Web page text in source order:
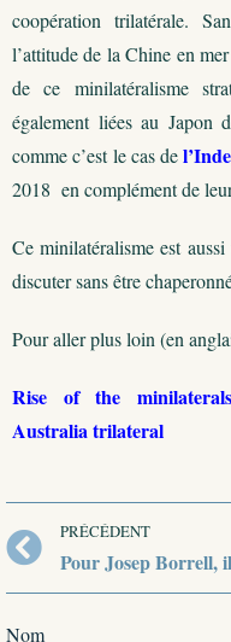
coopération trilatérale.
l’attitude de la Chine en
de ce minilatéralisme
également liées au Japon
comme c’est le cas de
2018 en complément de
Ce minilatéralisme est
discuter sans être
Pour aller plus loin (en
Rise of the
Australia trilateral
PRÉCÉDENT
Nom